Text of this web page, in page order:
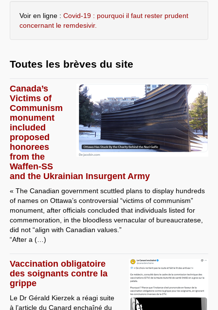
Voir en ligne : Covid-19 : pourquoi il faut rester prudent
concernant le remdesivir.
Toutes les brèves du site
Canada’s
Victims of
Communism
monument
included
proposed
honorees
from the
Waffen-SS
and the Ukrainian Insurgent Army
« The Canadian government scuttled plans to display hundreds
of names on Ottawa’s controversial “victims of communism”
monument, after officials concluded that individuals listed for
commemoration, in the bloodless vernacular of bureaucratese,
did not “align with Canadian values.”
“After a (…)
Vaccination obligatoire
des soignants contre la
grippe
Le Dr Gérald Kierzek a réagi suite
à l’article du Canard enchaîné du